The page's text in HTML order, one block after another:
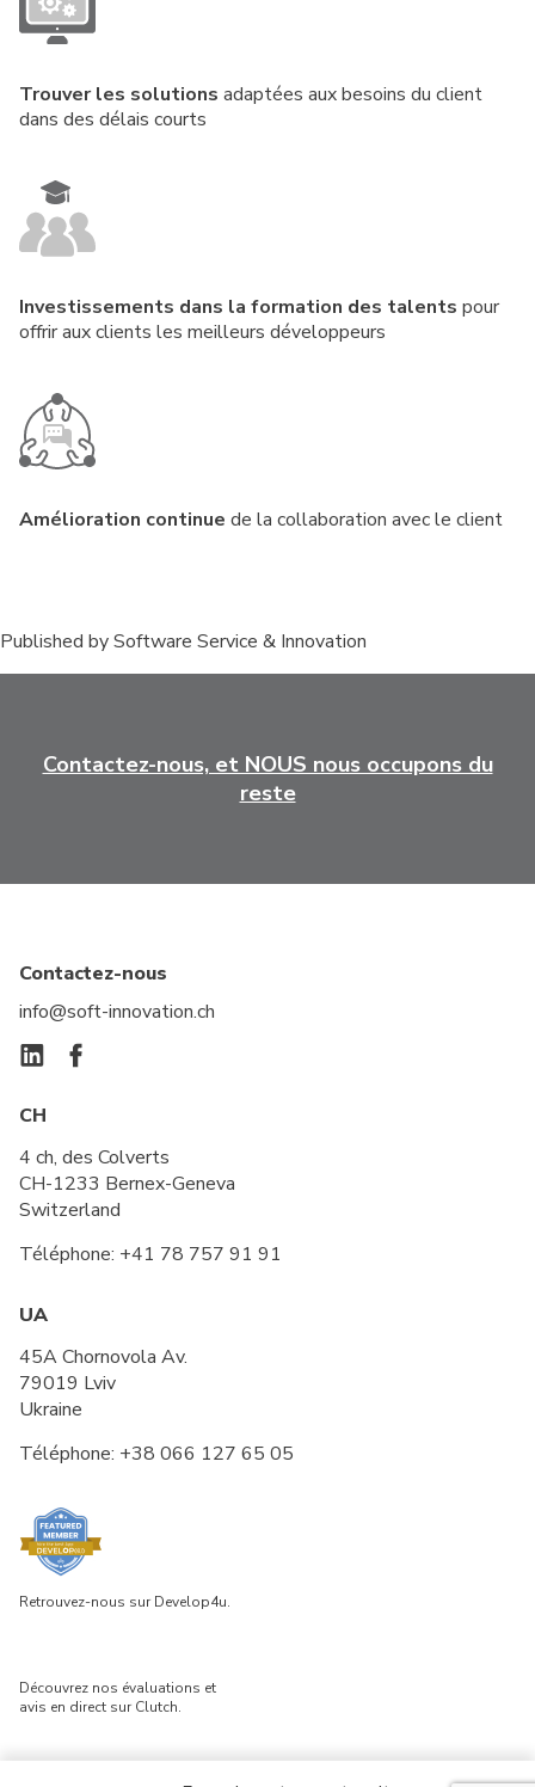
Trouver les solutions adaptées aux besoins du client
dans des délais courts
Investissements dans la formation des talents pour
offrir aux clients les meilleurs développeurs
Amélioration continue de la collaboration avec le client
Published bySoftware Service & Innovation
Contactez-nous, et NOUS nous occupons du
reste
Contactez-nous
info@soft-innovation.ch
CH
4 ch, des Colverts
CH-1233 Bernex-Geneva
Switzerland
Téléphone: +41 78 757 91 91
UA
45A Chornovola Av.
79019 Lviv
Ukraine
Téléphone: +38 066 127 65 05
Retrouvez-nous sur Develop4u.
Découvrez nos évaluations et
avis en direct sur Clutch.